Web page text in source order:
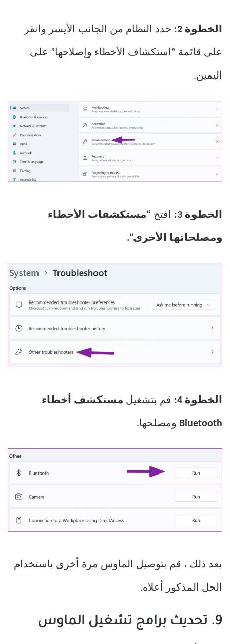
الخطوة 2: حدد النظام من الجانب الأيسر وانقر
على قائمة “استكشاف الأخطاء وإصلاحها” على
اليمين.
الخطوة 3: افتح “مستكشفات الأخطاء
ومصلحاتها الأخرى”.
الخطوة 4: قم بتشغيل مستكشف أخطاء
Bluetooth ومصلحها.
بعد ذلك ، قم بتوصيل الماوس مرة أخرى باستخدام
الحل المذكور أعلاه.
9. تحديث برامج تشغيل الماوس